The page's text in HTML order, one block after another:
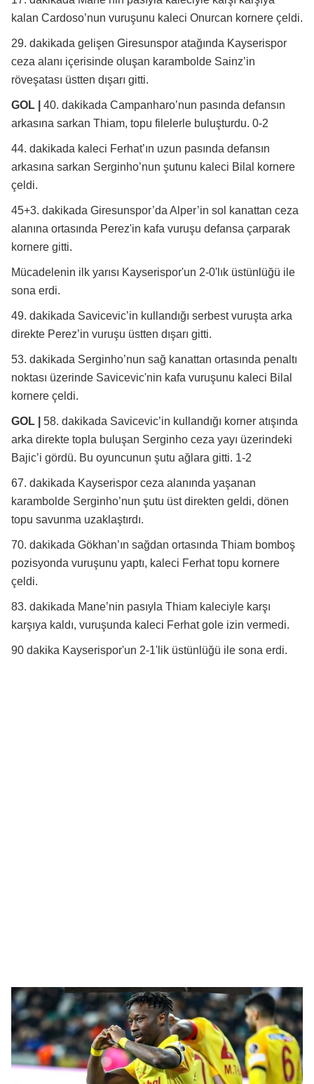
kalan Cardoso’nun vuruşunu kaleci Onurcan kornere çeldi.
29. dakikada gelişen Giresunspor atağında Kayserispor
ceza alanı içerisinde oluşan karambolde Sainz’in
röveşatası üstten dışarı gitti.
GOL |
40. dakikada Campanharo’nun pasında defansın
arkasına sarkan Thiam, topu filelerle buluşturdu. 0-2
44. dakikada kaleci Ferhat’ın uzun pasında defansın
arkasına sarkan Serginho’nun şutunu kaleci Bilal kornere
çeldi.
45+3. dakikada Giresunspor’da Alper’in sol kanattan ceza
alanına ortasında Perez'in kafa vuruşu defansa çarparak
kornere gitti.
Mücadelenin ilk yarısı Kayserispor'un 2-0'lık üstünlüğü ile
sona erdi.
49. dakikada Savicevic’in kullandığı serbest vuruşta arka
direkte Perez’in vuruşu üstten dışarı gitti.
53. dakikada Serginho’nun sağ kanattan ortasında penaltı
noktası üzerinde Savicevic'nin kafa vuruşunu kaleci Bilal
kornere çeldi.
GOL |
58. dakikada Savicevic’in kullandığı korner atışında
arka direkte topla buluşan Serginho ceza yayı üzerindeki
Bajic’i gördü. Bu oyuncunun şutu ağlara gitti. 1-2
67. dakikada Kayserispor ceza alanında yaşanan
karambolde Serginho’nun şutu üst direkten geldi, dönen
topu savunma uzaklaştırdı.
70. dakikada Gökhan’ın sağdan ortasında Thiam bomboş
pozisyonda vuruşunu yaptı, kaleci Ferhat topu kornere
çeldi.
83. dakikada Mane’nin pasıyla Thiam kaleciyle karşı
karşıya kaldı, vuruşunda kaleci Ferhat gole izin vermedi.
90 dakika Kayserispor'un 2-1'lik üstünlüğü ile sona erdi.